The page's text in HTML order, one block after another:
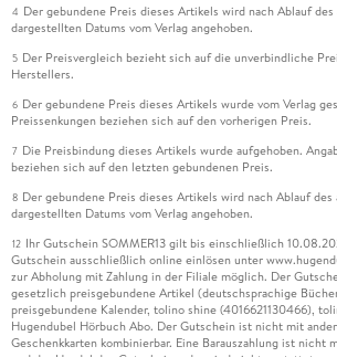
4 Der gebundene Preis dieses Artikels wird nach Ablauf
dargestellten Datums vom Verlag angehoben.
5 Der Preisvergleich bezieht sich auf die unverbindliche
Herstellers.
6 Der gebundene Preis dieses Artikels wurde vom Verlag
Preissenkungen beziehen sich auf den vorherigen Preis.
7 Die Preisbindung dieses Artikels wurde aufgehoben.
beziehen sich auf den letzten gebundenen Preis.
8 Der gebundene Preis dieses Artikels wird nach Ablauf
dargestellten Datums vom Verlag angehoben.
12 Ihr Gutschein SOMMER13 gilt bis einschließlich
Gutschein ausschließlich online einlösen unter
zur Abholung mit Zahlung in der Filiale möglich. Der
gesetzlich preisgebundene Artikel (deutschsprachige
preisgebundene Kalender, tolino shine (4016621130466),
Hugendubel Hörbuch Abo. Der Gutschein ist nicht mit
Geschenkkarten kombinierbar. Eine Barauszahlung ist nicht